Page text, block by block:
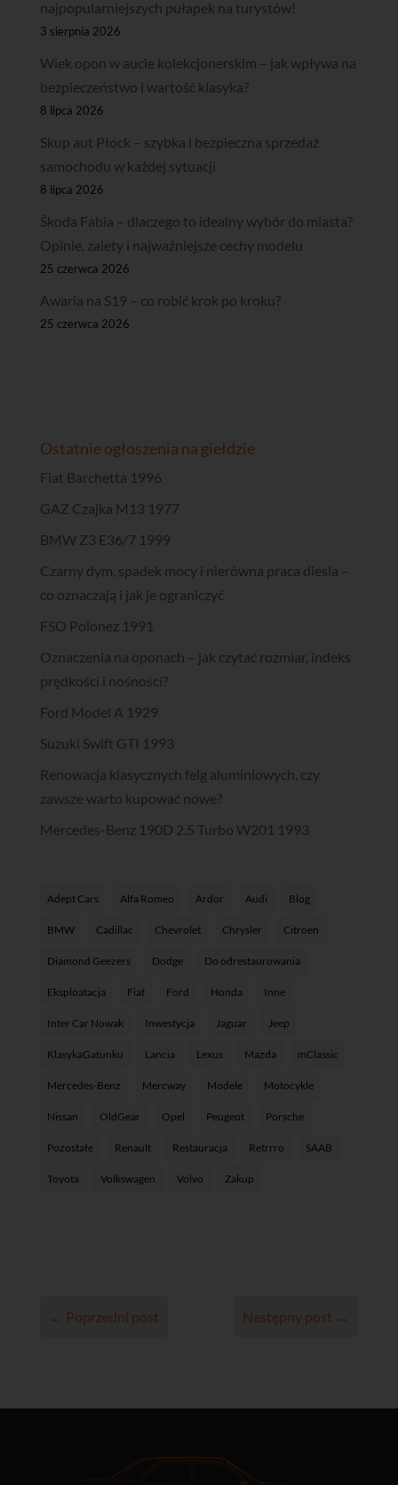
najpopularniejszych pułapek na turystów!
3 sierpnia 2026
Wiek opon w aucie kolekcjonerskim – jak wpływa na
bezpieczeństwo i wartość klasyka?
8 lipca 2026
Skup aut Płock – szybka i bezpieczna sprzedaż
samochodu w każdej sytuacji
8 lipca 2026
Škoda Fabia – dlaczego to idealny wybór do miasta?
Opinie, zalety i najważniejsze cechy modelu
25 czerwca 2026
Awaria na S19 – co robić krok po kroku?
25 czerwca 2026
Ostatnie ogłoszenia na giełdzie
Fiat Barchetta 1996
GAZ Czajka M13 1977
BMW Z3 E36/7 1999
Czarny dym, spadek mocy i nierówna praca diesla –
co oznaczają i jak je ograniczyć
FSO Polonez 1991
Oznaczenia na oponach – jak czytać rozmiar, indeks
prędkości i nośności?
Ford Model A 1929
Suzuki Swift GTI 1993
Renowacja klasycznych felg aluminiowych, czy
zawsze warto kupować nowe?
Mercedes-Benz 190D 2.5 Turbo W201 1993
Adept Cars Alfa Romeo Ardor Audi Blog
BMW Cadillac Chevrolet Chrysler Citroen
Diamond Geezers Dodge Do odrestaurowania
Eksploatacja Fiat Ford Honda Inne
Inter Car Nowak Inwestycja Jaguar Jeep
KlasykaGatunku Lancia Lexus Mazda mClassic
Mercedes-Benz Mercway Modele Motocykle
Nissan OldGear Opel Peugeot Porsche
Pozostałe Renault Restauracja Retrrro SAAB
Toyota Volkswagen Volvo Zakup
← Poprzedni post Następny post →